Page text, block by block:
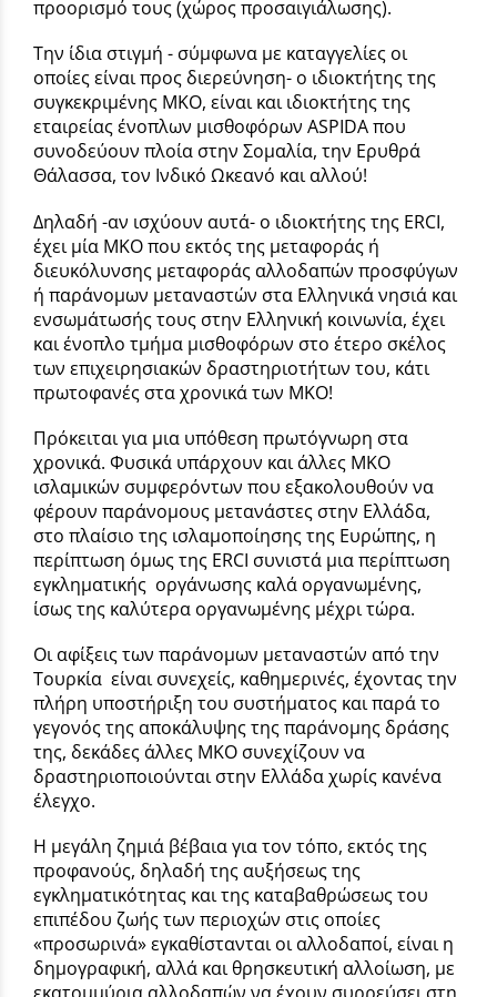
προορισμό τους (χώρος προσαιγιάλωσης).
Την ίδια στιγμή - σύμφωνα με καταγγελίες οι
οποίες είναι προς διερεύνηση- ο ιδιοκτήτης της
συγκεκριμένης ΜΚΟ, είναι και ιδιοκτήτης της
εταιρείας ένοπλων μισθοφόρων ASPIDA που
συνοδεύουν πλοία στην Σομαλία, την Ερυθρά
Θάλασσα, τον Ινδικό Ωκεανό και αλλού!
Δηλαδή -αν ισχύουν αυτά- ο ιδιοκτήτης της ERCI,
έχει μία ΜΚΟ που εκτός της μεταφοράς ή
διευκόλυνσης μεταφοράς αλλοδαπών προσφύγων
ή παράνομων μεταναστών στα Ελληνικά νησιά και
ενσωμάτωσής τους στην Ελληνική κοινωνία, έχει
και ένοπλο τμήμα μισθοφόρων στο έτερο σκέλος
των επιχειρησιακών δραστηριοτήτων του, κάτι
πρωτοφανές στα χρονικά των ΜΚΟ!
Πρόκειται για μια υπόθεση πρωτόγνωρη στα
χρονικά. Φυσικά υπάρχουν και άλλες ΜΚΟ
ισλαμικών συμφερόντων που εξακολουθούν να
φέρουν παράνομους μετανάστες στην Ελλάδα,
στο πλαίσιο της ισλαμοποίησης της Ευρώπης, η
περίπτωση όμως της ERCI συνιστά μια περίπτωση
εγκληματικής οργάνωσης καλά οργανωμένης,
ίσως της καλύτερα οργανωμένης μέχρι τώρα.
Οι αφίξεις των παράνομων μεταναστών από την
Τουρκία είναι συνεχείς, καθημερινές, έχοντας την
πλήρη υποστήριξη του συστήματος και παρά το
γεγονός της αποκάλυψης της παράνομης δράσης
της, δεκάδες άλλες ΜΚΟ συνεχίζουν να
δραστηριοποιούνται στην Ελλάδα χωρίς κανένα
έλεγχο.
Η μεγάλη ζημιά βέβαια για τον τόπο, εκτός της
προφανούς, δηλαδή της αυξήσεως της
εγκληματικότητας και της καταβαθρώσεως του
επιπέδου ζωής των περιοχών στις οποίες
«προσωρινά» εγκαθίστανται οι αλλοδαποί, είναι η
δημογραφική, αλλά και θρησκευτική αλλοίωση, με